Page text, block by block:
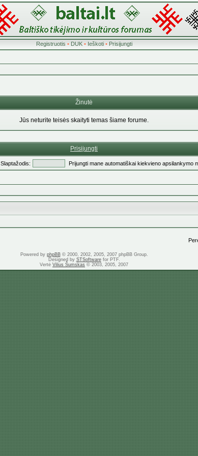
Registruotis • DUK• Ieškoti• Prisijungti
Žinutė
Jūs neturite teisės skaityti temas šiame forume.
Prisijungti
Slaptažodis: Prijungti mane automatiškai kiekvieno apsilankymo
Powered by phpBB© 2000, 2002, 2005, 2007 phpBB Group.
Designed by STSoftwarefor PTF.
Vertė Vilius Šumskas © 2003, 2005, 2007